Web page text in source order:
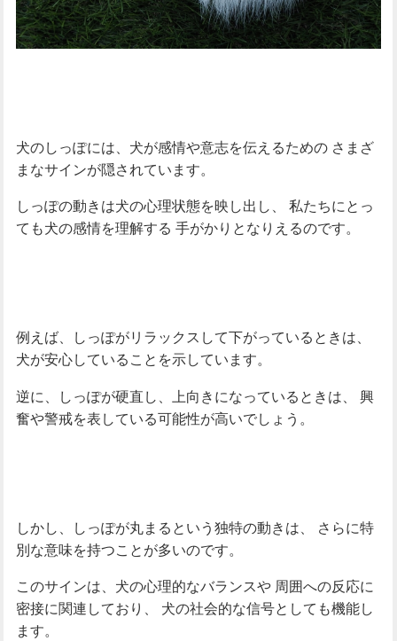
犬のしっぽには、犬が感情や意志を伝えるためのさまざ
まなサインが隠されています。
しっぽの動きは犬の心理状態を映し出し、
私たちにとっ
ても犬の感情を理解する 手がかりとなりえるのです。
例えば、しっぽがリラックスして下がっているときは、
犬が安心していることを示しています。
逆に、しっぽが硬直し、上向きになっているときは、
興
奮や警戒を表している可能性が高いでしょう。
しかし、しっぽが丸まるという独特の動きは、
さらに特
別な意味を持つことが多いのです。
このサインは、犬の心理的なバランスや周囲への反応に
密接に関連しており、
犬の社会的な信号としても機能し
ます。